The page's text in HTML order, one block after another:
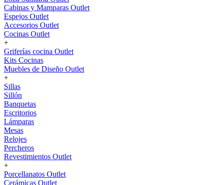
Cabinas y Mamparas Outlet
Espejos Outlet
Accesorios Outlet
Cocinas Outlet
+
Griferías cocina Outlet
Kits Cocinas
Muebles de Diseño Outlet
+
Sillas
Sillón
Banquetas
Escritorios
Lámparas
Mesas
Relojes
Percheros
Revestimientos Outlet
+
Porcellanatos Outlet
Cerámicas Outlet